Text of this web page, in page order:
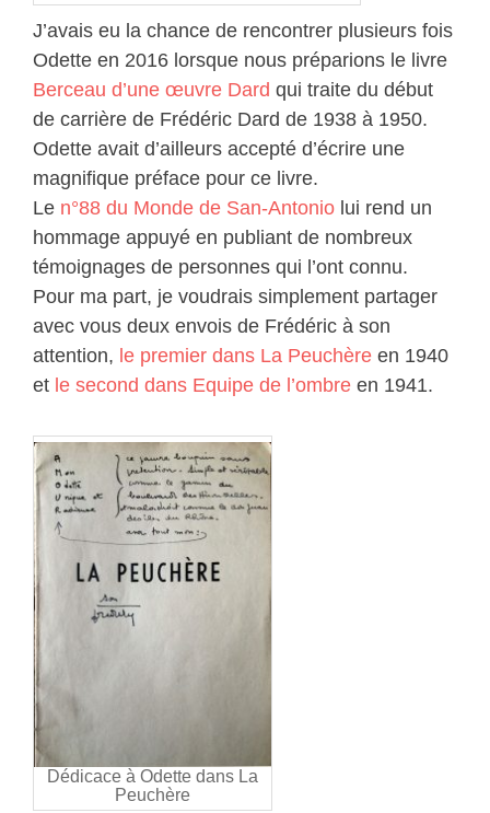
J’avais eu la chance de rencontrer plusieurs fois
Odette en 2016 lorsque nous préparions le livre
Berceau d’une œuvre Dard qui traite du début
de carrière de Frédéric Dard de 1938 à 1950.
Odette avait d’ailleurs accepté d’écrire une
magnifique préface pour ce livre.
Le n°88 du Monde de San-Antonio lui rend un
hommage appuyé en publiant de nombreux
témoignages de personnes qui l’ont connu.
Pour ma part, je voudrais simplement partager
avec vous deux envois de Frédéric à son
attention, le premier dans La Peuchère en 1940
et le second dans Equipe de l’ombre en 1941.
Dédicace à Odette dans La
Peuchère